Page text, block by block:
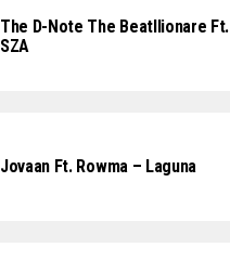
The D-Note The Beatllionare
SZA
Jovaan Ft. Rowma – Laguna